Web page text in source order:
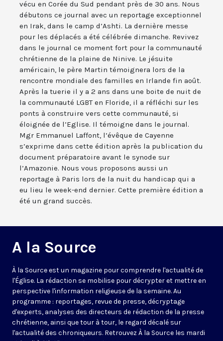
vécu en Corée du Sud pendant près de 30 ans. Nous
débutons ce journal avec un reportage exceptionnel
en Irak, dans le camp d’Ashti. La dernière messe
pour les déplacés a été célébrée dimanche. Revivez
dans le journal ce moment fort pour la communauté
chrétienne de la plaine de Ninive. Le jésuite
américain, le père Martin témoignera lors de la
rencontre mondiale des familles en Irlande fin août.
Après la tuerie il y a 2 ans dans une boite de nuit de
la communauté LGBT en Floride, il a réfléchi sur les
ponts à construire vers cette communauté, si
éloignée de l’Eglise. Il témoigne dans le journal.
Mgr Emmanuel Laffont, l’évêque de Cayenne
s’exprime dans cette édition après la publication du
document préparatoire avant le synode sur
l’Amazonie. Nous vous proposons aussi un
reportage à Paris lors de la nuit du handicap qui a
eu lieu le week-end dernier. Cette première édition a
été un grand succès.
A la Source
À la Source est un magazine pour comprendre l'actualité de
l'Église. La rédaction se mobilise pour décrypter et mettre en
perspective l'information religieuse de la semaine. Au
programme : reportages, revue de presse, décryptage
d'experts, analyses des directeurs de rédaction de la presse
chrétienne, ainsi que tour à tour, le regard décalé sur
l'actualité des chroniqueurs. Retrouvez À la Source les mardi